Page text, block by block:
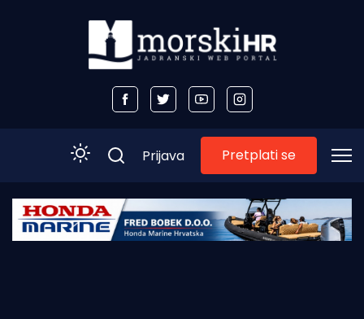
Početna
Prijava Pretplati se